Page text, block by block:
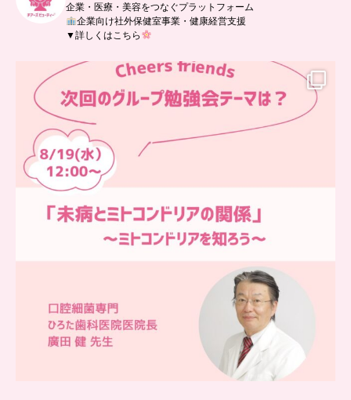
企業・医療・美容をつなぐプラットフォーム
企業向け社外保健室事業・健康経営支援
▼詳しくはこちら
…
グループ勉強会